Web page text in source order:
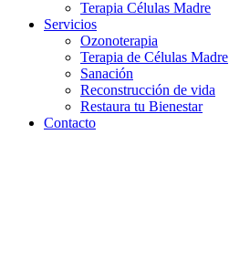
Terapia Células Madre
Servicios
Ozonoterapia
Terapia de Células Madre
Sanación
Reconstrucción de vida
Restaura tu Bienestar
Contacto